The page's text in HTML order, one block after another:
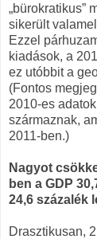
„bürokratikus”
sikerült
Ezzel
kiadások, a
ez utóbbit a
(Fontos
2010-es
származnak,
2011-ben.)
Nagyot
ben a GDP
24,6 százalék
Drasztikusan,